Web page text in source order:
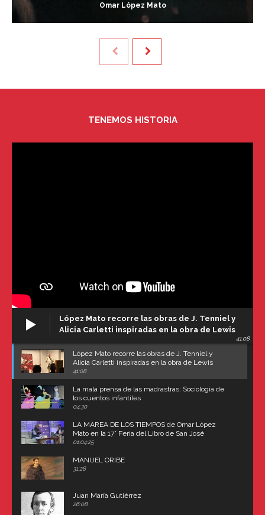
Omar López Mato
TENEMOS HISTORIA
López Mato recorre las obras de J. Tenniel y
Alicia Carletti inspiradas en la obra de Lewis
41:08
López Mato recorre las obras de J. Tenniel y
Alicia Carletti inspiradas en la obra de Lewis
Carroll
41:08
La mala prensa de las madrastras: Sociología de
los cuentos infantiles
04:30
LA MAREA DE LOS TIEMPOS de Omar López
Mato en la 17° Feria del Libro de San José
(Uruguay)
01:04:25
MANUEL ORIBE
31:28
Juan María Gutiérrez
26:08